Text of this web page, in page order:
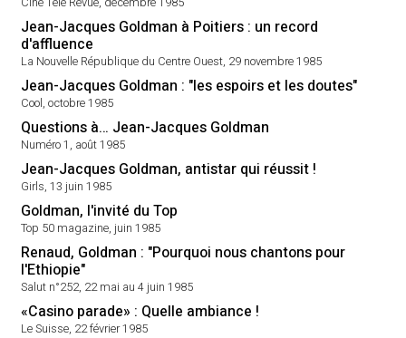
Jean-Jacques Goldman à Poitiers : un record
d'affluence
La Nouvelle République du Centre Ouest, 29 novembre 1985
Jean-Jacques Goldman : "les espoirs et les doutes"
Cool, octobre 1985
Questions à… Jean-Jacques Goldman
Numéro 1, août 1985
Jean-Jacques Goldman, antistar qui réussit !
Girls, 13 juin 1985
Goldman, l'invité du Top
Top 50 magazine, juin 1985
Renaud, Goldman : "Pourquoi nous chantons pour
l'Ethiopie"
Salut n°252, 22 mai au 4 juin 1985
«Casino parade» : Quelle ambiance !
Le Suisse, 22 février 1985